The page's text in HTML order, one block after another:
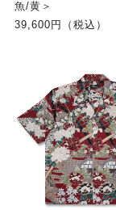
魚/黄＞
39,600円（税込）